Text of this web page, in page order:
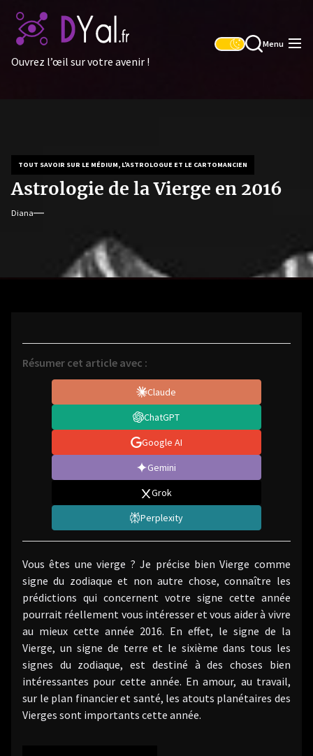
content
Ouvrez l’œil sur votre avenir !
Menu
TOUT SAVOIR SUR LE MÉDIUM, L'ASTROLOGUE ET LE CARTOMANCIEN
Astrologie de la Vierge en 2016
Diana
Résumer cet article avec :
Claude
ChatGPT
Google AI
Gemini
Grok
Perplexity
Vous êtes une vierge ? Je précise bien Vierge comme
signe du zodiaque et non autre chose, connaître les
prédictions qui concernent votre signe cette année
pourrait réellement vous intéresser et vous aider à vivre
au mieux cette année 2016. En effet, le signe de la
Vierge, un signe de terre et le sixième dans tous les
signes du zodiaque, est destiné à des choses bien
intéressantes pour cette année. En amour, au travail,
sur le plan financier et santé, les atouts planétaires des
Vierges sont importants cette année.